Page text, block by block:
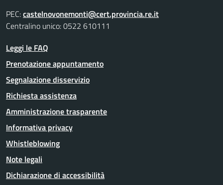
PEC:castelnovonemonti@cert.provincia.re.it
Centralino unico: 0522 610111
Leggi le FAQ
Prenotazione appuntamento
Segnalazione disservizio
Richiesta assistenza
Amministrazione trasparente
Informativa privacy
Whistleblowing
Note legali
Dichiarazione di accessibilità